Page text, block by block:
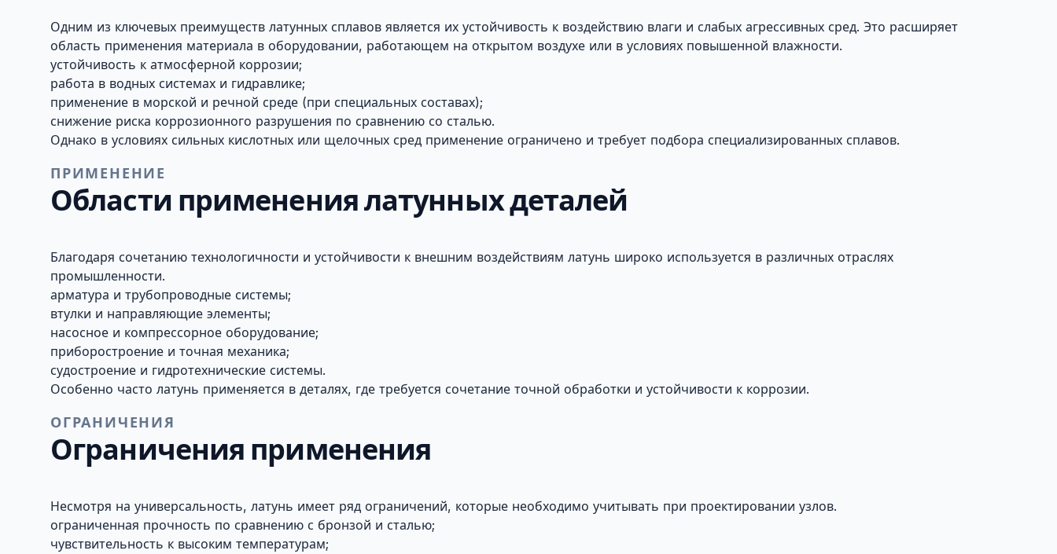
Одним из ключевых преимуществ латунных сплавов является их устойчивость к воздействию влаги и слабых агрессивных сред. Это расширяет
область применения материала в оборудовании, работающем на открытом воздухе или в условиях повышенной влажности.
устойчивость к атмосферной коррозии;
работа в водных системах и гидравлике;
применение в морской и речной среде (при специальных составах);
снижение риска коррозионного разрушения по сравнению со сталью.
Однако в условиях сильных кислотных или щелочных сред применение ограничено и требует подбора специализированных сплавов.
ПРИМЕНЕНИЕ
Области применения латунных деталей
Благодаря сочетанию технологичности и устойчивости к внешним воздействиям латунь широко используется в различных отраслях
промышленности.
арматура и трубопроводные системы;
втулки и направляющие элементы;
насосное и компрессорное оборудование;
приборостроение и точная механика;
судостроение и гидротехнические системы.
Особенно часто латунь применяется в деталях, где требуется сочетание точной обработки и устойчивости к коррозии.
ОГРАНИЧЕНИЯ
Ограничения применения
Несмотря на универсальность, латунь имеет ряд ограничений, которые необходимо учитывать при проектировании узлов.
ограниченная прочность по сравнению с бронзой и сталью;
чувствительность к высоким температурам;